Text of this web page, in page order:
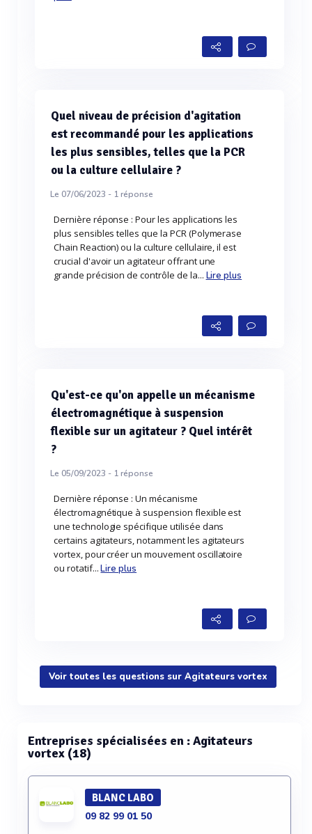
Quel niveau de précision d'agitation
est recommandé pour les applications
les plus sensibles, telles que la PCR
ou la culture cellulaire ?
Le 07/06/2023 - 1réponse
Dernière réponse : Pour les applications les
plus sensibles telles que la PCR (Polymerase
Chain Reaction) ou la culture cellulaire, il est
crucial d'avoir un agitateur offrant une
grande précision de contrôle de la... Lire plus
Qu'est-ce qu'on appelle un mécanisme
électromagnétique à suspension
flexible sur un agitateur ? Quel intérêt
?
Le 05/09/2023 - 1réponse
Dernière réponse : Un mécanisme
électromagnétique à suspension flexible est
une technologie spécifique utilisée dans
certains agitateurs, notamment les agitateurs
vortex, pour créer un mouvement oscillatoire
ou rotatif...Lire plus
Voir toutes les questions sur Agitateurs vortex
Entreprises spécialisées en : Agitateurs
vortex (18)
BLANC LABO
09 82 99 01 50